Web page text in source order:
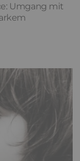
Umgang mit